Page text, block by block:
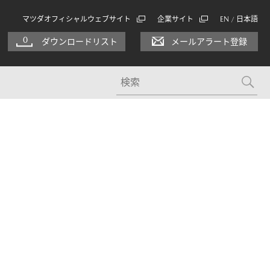
マツダオフィシャルウェブサイト 企業サイト EN / 日本語
0 ダウンロードリスト メールアラート登録